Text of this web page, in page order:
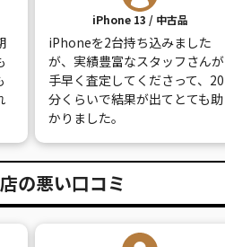
iPhone 13 / 中古品
iPhoneを2台持ち込みました
が、実績豊富なスタッフさんが
手早く査定してくださって、20
分くらいで結果が出てとても助
かりました。
の悪い口コミ